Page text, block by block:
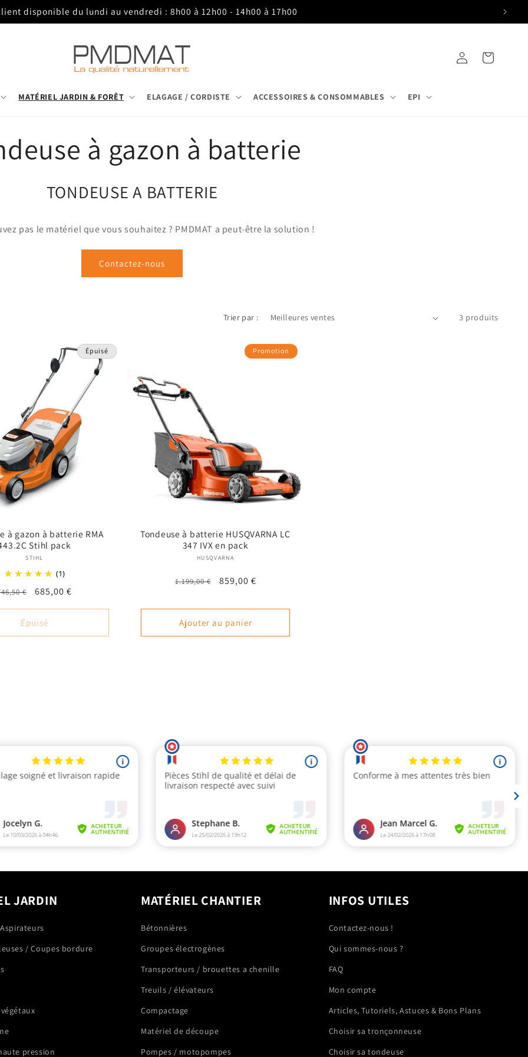
disponible du lundi au vendredi : 8h00 à 12h00 - 14h00 à 17h00
MATÉRIEL JARDIN & FORÊT ELAGAGE / CORDISTE ACCESSOIRES & CONSOMMABLES EPI
Connexion Panier
à gazon à batterie
TONDEUSE A BATTERIE
pas le matériel que vous souhaitez ? PMDMAT a peut-être la solution !
Contactez-nous
Trier par : 3 produits
Épuisé
à gazon à batterie RMA
Stihl pack
Fournisseur :
STIHL
(1)
€
Prix
685,00 €
Épuisé
Promotion
Tondeuse à batterie HUSQVARNA LC
347 IVX en pack
Fournisseur :
HUSQVARNA
Prix
1.199,00 €
Prix
859,00 €
Ajouter au panier
JARDIN
/ Coupes bordure
pression
MATÉRIEL CHANTIER
Bétonnières
Groupes électrogènes
Transporteurs / brouettes a chenille
Treuils / élévateurs
Compactage
Matériel de découpe
Pompes / motopompes
INFOS UTILES
Contactez-nous !
Qui sommes-nous ?
FAQ
Mon compte
Articles, Tutoriels, Astuces & Bons Plans
Choisir sa tronçonneuse
Choisir sa tondeuse